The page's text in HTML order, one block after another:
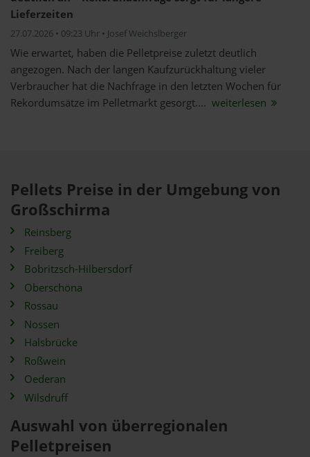
Lieferzeiten
27.07.2026 • 09:23 Uhr • Josef Weichslberger
Wie erwartet, haben die Pelletpreise zuletzt deutlich
angezogen. Nach der langen Kaufzurückhaltung vieler
Verbraucher hat die Nachfrage in den letzten Wochen für
Rekordumsätze im Pelletmarkt gesorgt.... weiterlesen
Pellets Preise in der Umgebung von
Großschirma
Reinsberg
Freiberg
Bobritzsch-Hilbersdorf
Oberschöna
Rossau
Nossen
Halsbrücke
Roßwein
Oederan
Wilsdruff
Auswahl von überregionalen
Pelletpreisen